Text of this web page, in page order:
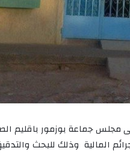
مجلس جماعة بوزمور
المالية وذلك للبحث